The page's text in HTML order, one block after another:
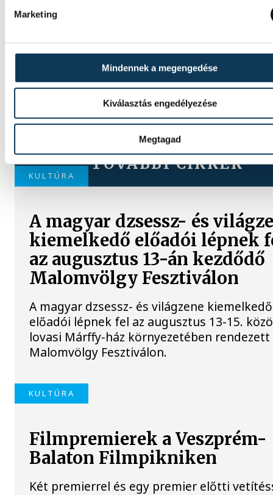
Marketing
Mindennek a megengedése
Kiválasztás engedélyezése
Megtagad
TOVÁBBI CIKKEK
KULTÚRA
A magyar dzsessz- és
kiemelkedő előadói lépnek
az augusztus 13-án kezdődő
Malomvölgy Fesztiválon
A magyar dzsessz- és világzene kiemelkedő
előadói lépnek fel az augusztus 13-15.
lovasi Márffy-ház környezetében rendezett
Malomvölgy Fesztiválon.
KULTÚRA
Filmpremierek a Veszprém-
Balaton Filmpikniken
Két premierrel és egy premier előtti